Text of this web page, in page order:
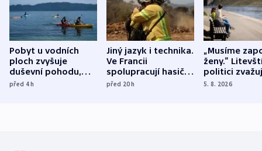
Pobyt u vodních
ploch zvyšuje
duševní pohodu,
ukázala
před 4h
Jiný jazyk i technika.
Ve Francii
spolupracují hasiči z
různých zemí
před 20h
„Musíme
ženy.“
politici
dohodu o
5. 8. 2026